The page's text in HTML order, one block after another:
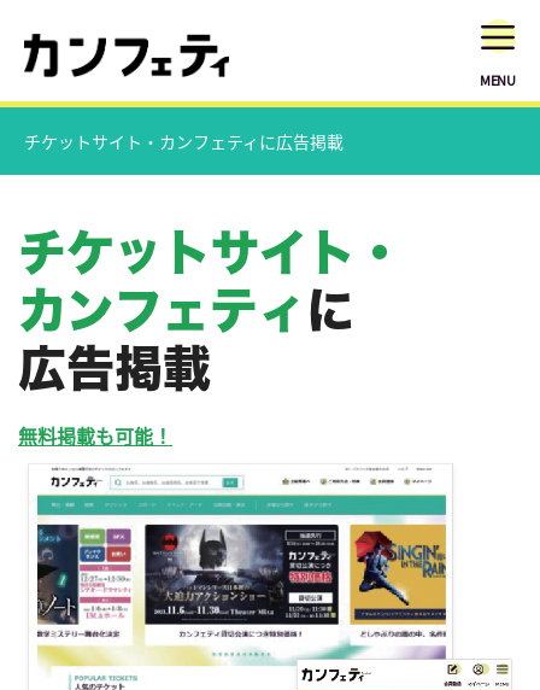
MENU
チケットサイト・カンフェティに広告掲載
チケットサイト・
カンフェティ に
広告掲載
無料掲載も可能！